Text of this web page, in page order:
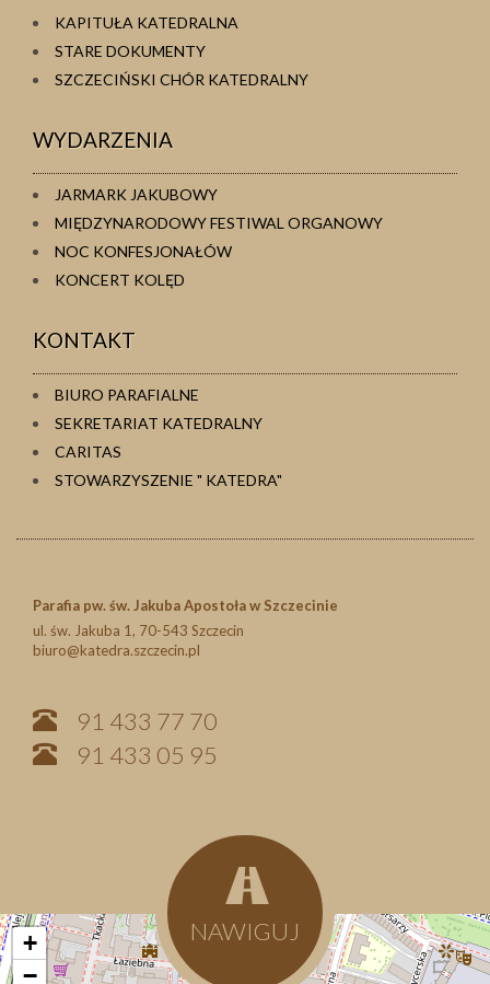
KAPITUŁA KATEDRALNA
STARE DOKUMENTY
SZCZECIŃSKI CHÓR KATEDRALNY
WYDARZENIA
JARMARK JAKUBOWY
MIĘDZYNARODOWY FESTIWAL ORGANOWY
NOC KONFESJONAŁÓW
KONCERT KOLĘD
KONTAKT
BIURO PARAFIALNE
SEKRETARIAT KATEDRALNY
CARITAS
STOWARZYSZENIE " KATEDRA"
Parafia pw. św. Jakuba Apostoła w Szczecinie
ul. św. Jakuba 1, 70-543 Szczecin
biuro@katedra.szczecin.pl
91 433 77 70
91 433 05 95
NAWIGUJ
+
−